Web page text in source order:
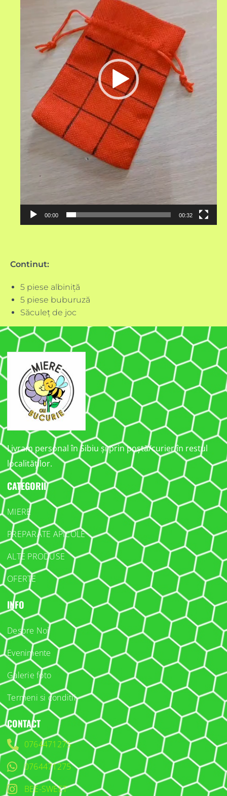
00:00 00:32
Continut:
5 piese albiniță
5 piese buburuză
Săculeț de joc
Livram personal în Sibiu și prin poștă/curier în restul
localităților.
CATEGORII
MIERE
PREPARATE APICOLE
ALTE PRODUSE
OFERTE
INFO
Despre Noi
Evenimente
Galerie foto
Termeni si conditii
CONTACT
0764471275
0764471275
BEE-SWEET